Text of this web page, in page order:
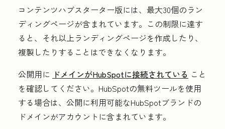
コンテンツハブスターター版には、最大30個のラン
ディングページが含まれています。この制限に達す
ると、それ以上ランディングページを作成したり、
複製したりすることはできなくなります。
公開用に ドメインがHubSpotに接続されている こと
を確認してください。HubSpotの無料ツールを使用
する場合は、公開に利用可能なHubSpotブランドの
ドメインがアカウントに含まれています。